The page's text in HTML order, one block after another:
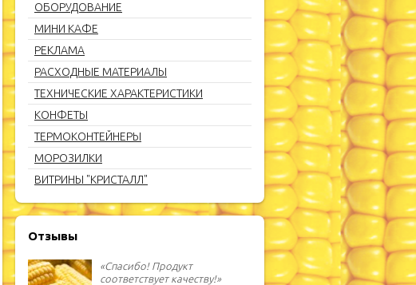
ОБОРУДОВАНИЕ
МИНИ КАФЕ
РЕКЛАМА
РАСХОДНЫЕ МАТЕРИАЛЫ
ТЕХНИЧЕСКИЕ ХАРАКТЕРИСТИКИ
КОНФЕТЫ
ТЕРМОКОНТЕЙНЕРЫ
МОРОЗИЛКИ
ВИТРИНЫ "КРИСТАЛЛ"
Отзывы
«Спасибо! Продукт
соответствует качеству!»